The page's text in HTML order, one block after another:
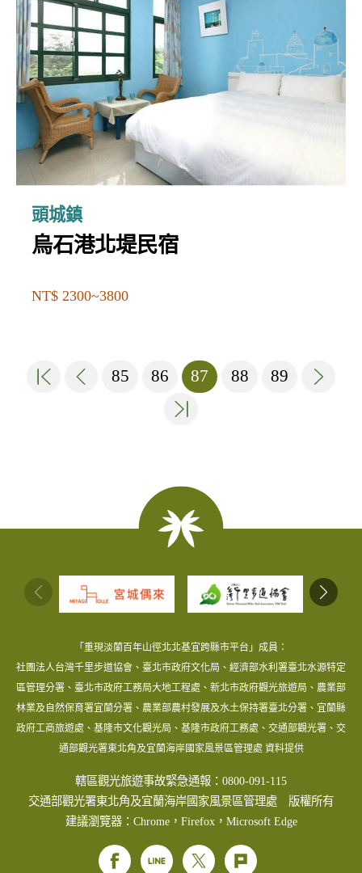
頭城鎮
烏石港北堤民宿
NT$ 2300~3800
85 86 87 88 89
「重現淡蘭百年山徑北北基宜跨縣市平台」成員：
社團法人台灣千里步道協會、臺北市政府文化局、經濟部水利署臺北水源特定
區管理分署、臺北市政府工務局大地工程處、新北市政府觀光旅遊局、農業部
林業及自然保育署宜蘭分署、農業部農村發展及水土保持署臺北分署、宜蘭縣
政府工商旅遊處、基隆市文化觀光局、基隆市政府工務處、交通部觀光署、交
通部觀光署東北角及宜蘭海岸國家風景區管理處 資料提供
轄區觀光旅遊事故緊急通報：0800-091-115
交通部觀光署東北角及宜蘭海岸國家風景區管理處 版權所有
建議瀏覽器：Chrome，Firefox，Microsoft Edge
Facebook Line Twitter